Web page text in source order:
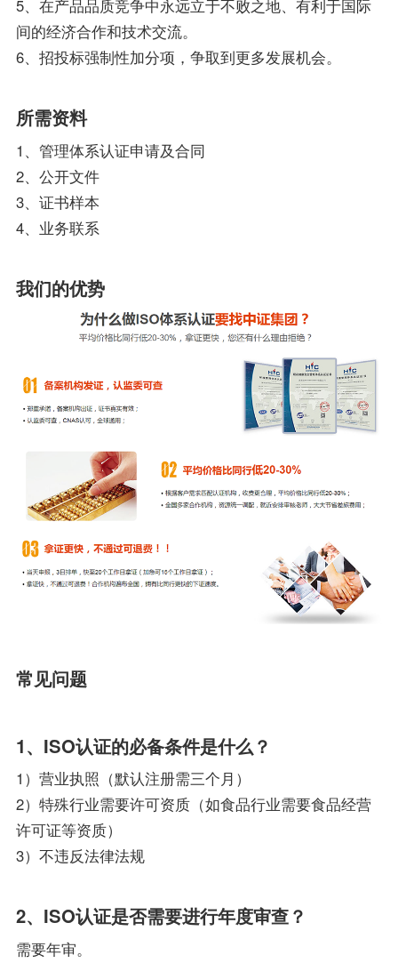
5、在产品品质竞争中永远立于不败之地、有利于国际
间的经济合作和技术交流。
6、招投标强制性加分项，争取到更多发展机会。
所需资料
1、管理体系认证申请及合同
2、公开文件
3、证书样本
4、业务联系
我们的优势
常见问题
1、ISO认证的必备条件是什么？
1）营业执照（默认注册需三个月）
2）特殊行业需要许可资质（如食品行业需要食品经营
许可证等资质）
3）不违反法律法规
2、ISO认证是否需要进行年度审查？
需要年审。